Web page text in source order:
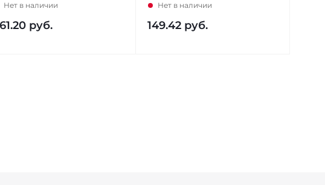
Нет в наличии
руб.
Нет в наличии
149.42 руб.